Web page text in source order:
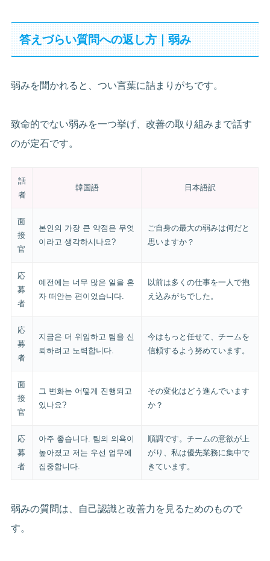
答えづらい質問への返し方｜弱み
弱みを聞かれると、つい言葉に詰まりがちです。
致命的でない弱みを一つ挙げ、改善の取り組みまで話す
のが定石です。
話
者
韓国語 日本語訳
面
接
官
본인의 가장 큰 약점은 무엇
이라고 생각하시나요?
ご自身の最大の弱みは何だと
思いますか？
応
募
者
예전에는 너무 많은 일을 혼
자 떠안는 편이었습니다.
以前は多くの仕事を一人で抱
え込みがちでした。
応
募
者
지금은 더 위임하고 팀을 신
뢰하려고 노력합니다.
今はもっと任せて、チームを
信頼するよう努めています。
面
接
官
그 변화는 어떻게 진행되고
있나요?
その変化はどう進んでいます
か？
応
募
者
아주 좋습니다. 팀의 의욕이
높아졌고 저는 우선 업무에
집중합니다.
順調です。チームの意欲が上
がり、私は優先業務に集中で
きています。
弱みの質問は、自己認識と改善力を見るためのもので
す。